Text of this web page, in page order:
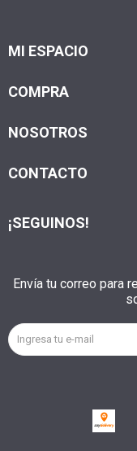
MI ESPACIO
COMPRA
NOSOTROS
CONTACTO
Envía tu correo para
¡SEGUINOS!